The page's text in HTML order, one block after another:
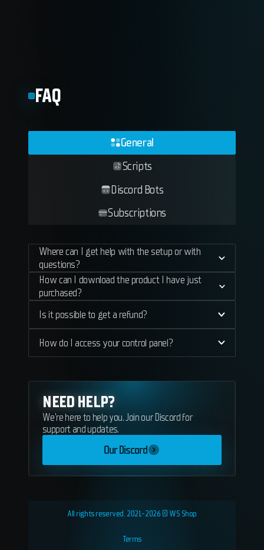
FAQ
General
Scripts
Discord Bots
Subscriptions
Where can I get help with the setup or with
questions?
How can I download the product I have just
purchased?
Is it possible to get a refund?
How do I access your control panel?
NEED HELP?
We're here to help you. Join our Discord for
support and updates.
Our Discord
All rights reserved. 2021-2026 © WS Shop
Terms